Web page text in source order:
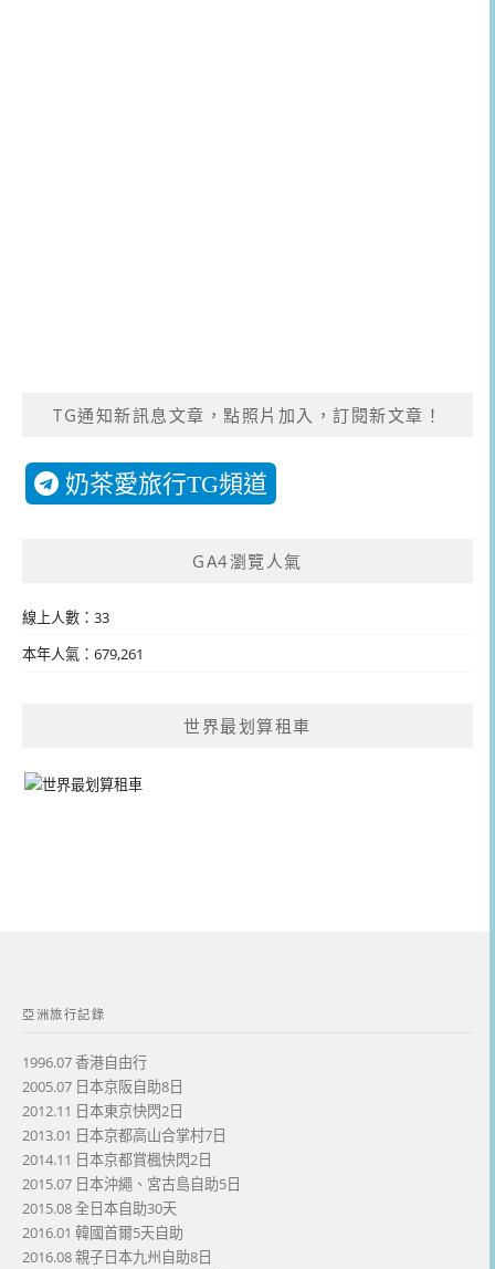
TG通知新訊息文章，點照片加入，訂閱新文章！
奶茶愛旅行TG頻道
GA4瀏覽人氣
線上人數：33
本年人氣：679,261
世界最划算租車
亞洲旅行記錄
1996.07 香港自由行
2005.07 日本京阪自助8日
2012.11 日本東京快閃2日
2013.01 日本京都高山合掌村7日
2014.11 日本京都賞楓快閃2日
2015.07 日本沖繩、宮古島自助5日
2015.08 全日本自助30天
2016.01 韓國首爾5天自助
2016.08 親子日本九州自助8日